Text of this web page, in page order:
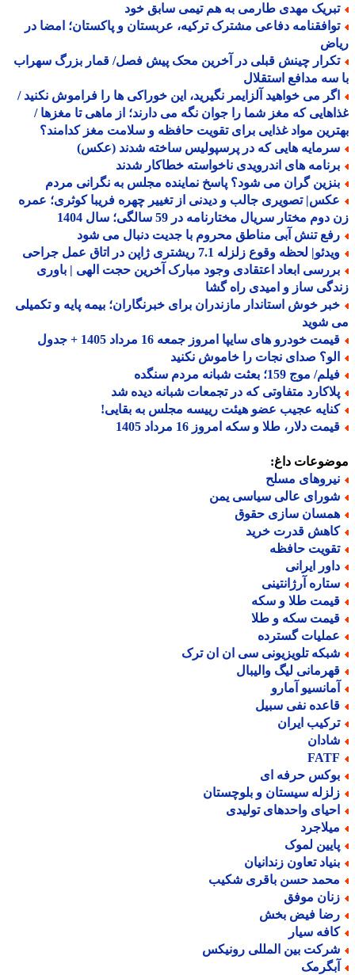
مهدی طارمی به هم تیمی سابق خود
دفاعی مشترک ترکیه، عربستان و پاکستان؛ امضا در
چینش قبلی در آخرین محک پیش فصل/ قمار بزرگ سهراب
سه مدافع استقلال
می خواهید آلزایمر نگیرید، این خوراکی ها را فراموش نکنید /
که مغز شما را جوان نگه می دارند؛ از ماهی تا مغزها /
مواد غذایی برای تقویت حافظه و سلامت مغز کدامند؟
هایی که در پرسپولیس ساخته شدند (عکس)
های اندرویدی ناخواسته خطاکار شدند
گران می شود؟ پاسخ نماینده مجلس به نگرانی مردم
تصویری جالب و دیدنی از تغییر چهره فریبا کوثری؛ عمره
مختار سریال مختارنامه در 59 سالگی؛ سال 1404
تنش آبی مناطق محروم با جدیت دنبال می شود
لحظه وقوع زلزله 7.1 ریشتری ژاپن در اتاق عمل جراحی
ابعاد اعتقادی وجود مبارک آخرین حجت الهی | باوری
ساز و امیدی راه گشا
خوش استاندار مازندران برای خبرنگاران؛ بیمه پایه و تکمیلی
شوید
خودرو های سایپا امروز جمعه 16 مرداد 1405 + جدول
صدای نجات را خاموش نکنید
موج 159؛ بعثت شبانه مردم سنگده
متفاوتی که در تجمعات شبانه دیده شد
عجیب عضو هیئت رییسه مجلس به بقایی!
دلار، طلا و سکه امروز 16 مرداد 1405
داغ:
مسلح
عالی سیاسی یمن
سازی حقوق
قدرت خرید
حافظه
ایرانی
آرژانتینی
طلا و سکه
سکه و طلا
گسترده
تلویزیونی سی ان ان ترک
لیگ والیبال
آمارو
نفی سبیل
ایران
حرفه ای
سیستان و بلوچستان
واحدهای تولیدی
لموک
تعاون زندانیان
حسن باقری شکیب
موفق
فیض بخش
سیار
بین المللی رونیکس